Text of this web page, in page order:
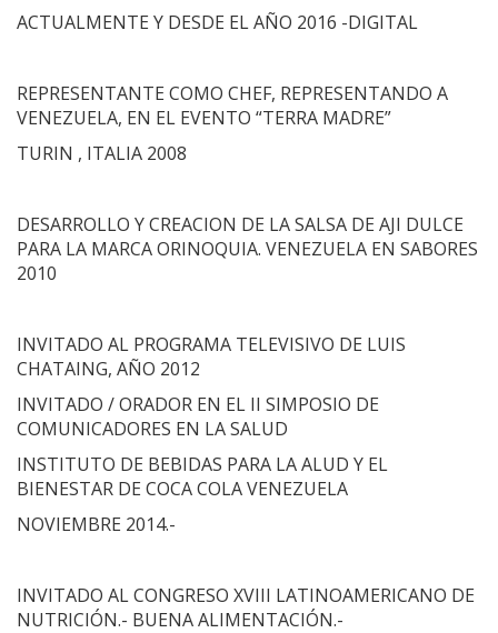
ACTUALMENTE Y DESDE EL AÑO 2016 -DIGITAL
REPRESENTANTE COMO CHEF, REPRESENTANDO A
VENEZUELA, EN EL EVENTO “TERRA MADRE”
TURIN , ITALIA 2008
DESARROLLO Y CREACION DE LA SALSA DE AJI DULCE
PARA LA MARCA ORINOQUIA. VENEZUELA EN SABORES
2010
INVITADO AL PROGRAMA TELEVISIVO DE LUIS
CHATAING, AÑO 2012
INVITADO / ORADOR EN EL II SIMPOSIO DE
COMUNICADORES EN LA SALUD
INSTITUTO DE BEBIDAS PARA LA ALUD Y EL
BIENESTAR DE COCA COLA VENEZUELA
NOVIEMBRE 2014.-
INVITADO AL CONGRESO XVIII LATINOAMERICANO DE
NUTRICIÓN.- BUENA ALIMENTACIÓN.-